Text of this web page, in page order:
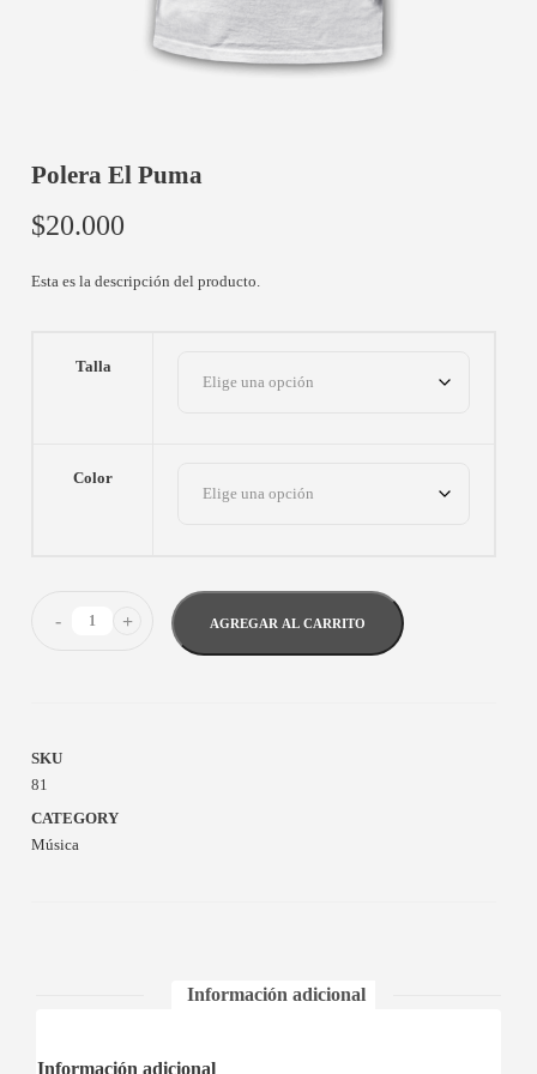
Polera El Puma
$20.000
Esta es la descripción del producto.
Talla
Color
- + AGREGAR AL CARRITO
SKU
81
CATEGORY
Música
Información adicional
Información adicional